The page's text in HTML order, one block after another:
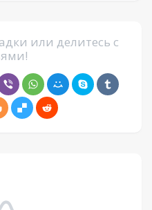
или делитесь с